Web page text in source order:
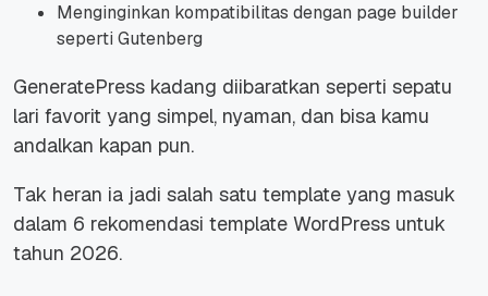
Menginginkan kompatibilitas dengan page builder
seperti Gutenberg
GeneratePress kadang diibaratkan seperti sepatu
lari favorit yang simpel, nyaman, dan bisa kamu
andalkan kapan pun.
Tak heran ia jadi salah satu template yang masuk
dalam 6 rekomendasi template WordPress untuk
tahun 2026.